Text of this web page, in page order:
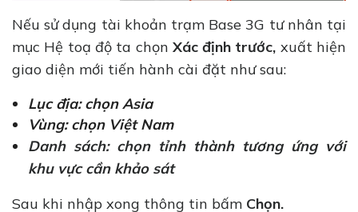
Nếu sử dụng tài khoản trạm Base 3G tư nhân tại
mục Hệ toạ độ ta chọn Xác định trước, xuất hiện
giao diện mới tiến hành cài đặt như sau:
Lục địa: chọn Asia
Vùng: chọn Việt Nam
Danh sách: chọn tỉnh thành tương ứng với
khu vực cần khảo sát
Sau khi nhập xong thông tin bấm Chọn.